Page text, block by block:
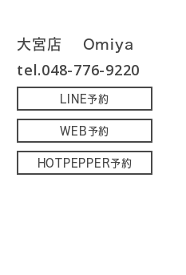
大宮店 Omiya
tel.048-776-9220
LINE予約
WEB予約
HOTPEPPER予約